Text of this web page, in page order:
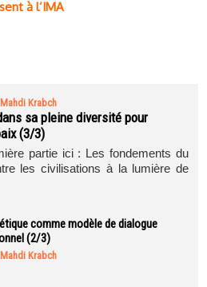
à l’IMA
Krabch
sa pleine diversité pour
(3/3)
partie ici : Les fondements du
les civilisations à la lumière de
comme modèle de dialogue
(2/3)
Krabch